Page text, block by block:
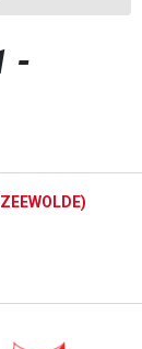
-